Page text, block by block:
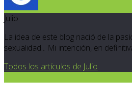
Julio
La idea de este blog nació de la
sexualidad... Mi intención, en
Todos los artículos de Julio